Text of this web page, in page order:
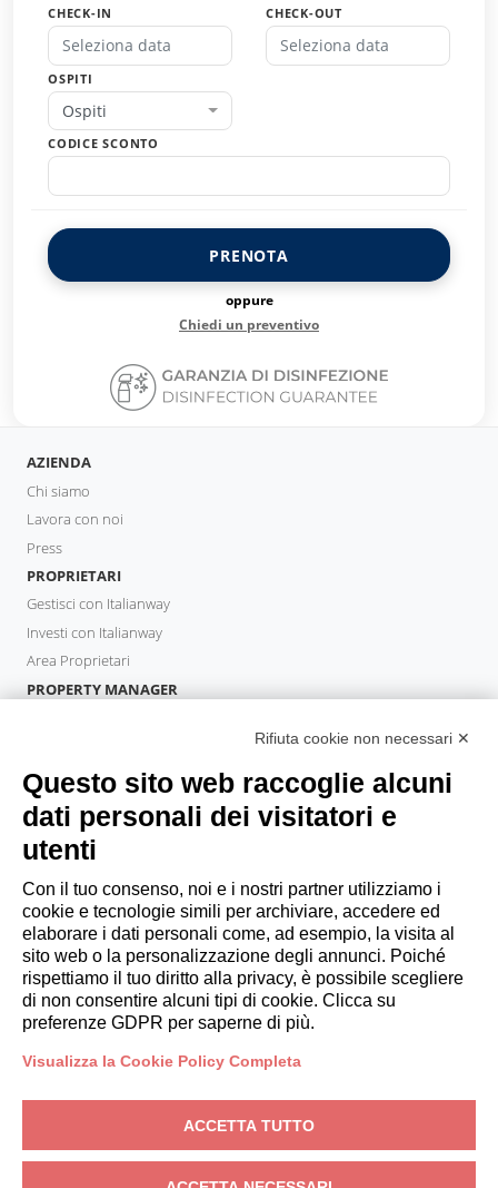
CHECK-IN CHECK-OUT
OSPITI
Ospiti
CODICE SCONTO
PRENOTA
oppure
Chiedi un preventivo
AZIENDA
Chi siamo
Lavora con noi
Press
PROPRIETARI
Gestisci con Italianway
Investi con Italianway
Area Proprietari
PROPERTY MANAGER
OSPITI
Prenota un soggiorno
Soggiorni lunghi
Esperienze per gli ospiti
Sconti per gli ospiti
Convenzioni per Aziende
booking@italianway.house
+390286882952
P.IVA: 08839180968 - PMI Innovativa
Privacy-Condizioni-Cookies-Whistleblowing
Rifiuta cookie non necessari ✕
Questo sito web raccoglie alcuni
dati personali dei visitatori e
utenti
Con il tuo consenso, noi e i nostri partner utilizziamo i
cookie e tecnologie simili per archiviare, accedere ed
elaborare i dati personali come, ad esempio, la visita al
sito web o la personalizzazione degli annunci. Poiché
rispettiamo il tuo diritto alla privacy, è possibile scegliere
di non consentire alcuni tipi di cookie. Clicca su
preferenze GDPR per saperne di più.
Visualizza la Cookie Policy Completa
ACCETTA TUTTO